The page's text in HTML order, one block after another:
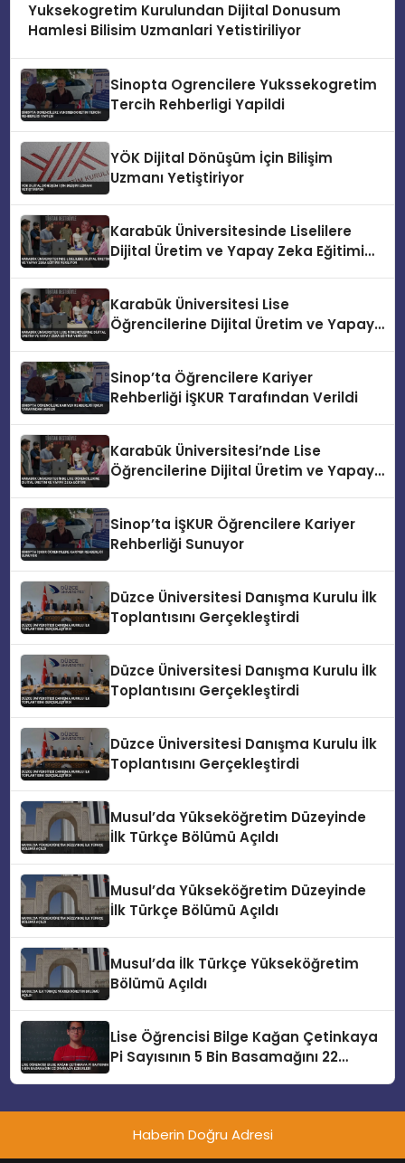
Yuksekogretim Kurulundan Dijital Donusum
Hamlesi Bilisim Uzmanlari Yetistiriliyor
Sinopta Ogrencilere Yukssekogretim
Tercih Rehberligi Yapildi
YÖK Dijital Dönüşüm İçin Bilişim
Uzmanı Yetiştiriyor
Karabük Üniversitesinde Liselilere
Dijital Üretim ve Yapay Zeka Eğitimi
Karabük Üniversitesi Lise
Öğrencilerine Dijital Üretim ve Yapay
Sinop’ta Öğrencilere Kariyer
Rehberliği İŞKUR Tarafından Verildi
Karabük Üniversitesi’nde Lise
Öğrencilerine Dijital Üretim ve Yapay
Sinop’ta İŞKUR Öğrencilere Kariyer
Rehberliği Sunuyor
Düzce Üniversitesi Danışma Kurulu İlk
Toplantısını Gerçekleştirdi
Düzce Üniversitesi Danışma Kurulu İlk
Toplantısını Gerçekleştirdi
Düzce Üniversitesi Danışma Kurulu İlk
Toplantısını Gerçekleştirdi
Musul’da Yükseköğretim Düzeyinde
İlk Türkçe Bölümü Açıldı
Musul’da Yükseköğretim Düzeyinde
İlk Türkçe Bölümü Açıldı
Musul’da İlk Türkçe Yükseköğretim
Bölümü Açıldı
Lise Öğrencisi Bilge Kağan Çetinkaya
Pi Sayısının 5 Bin Basamağını 22
Haberin Doğru Adresi